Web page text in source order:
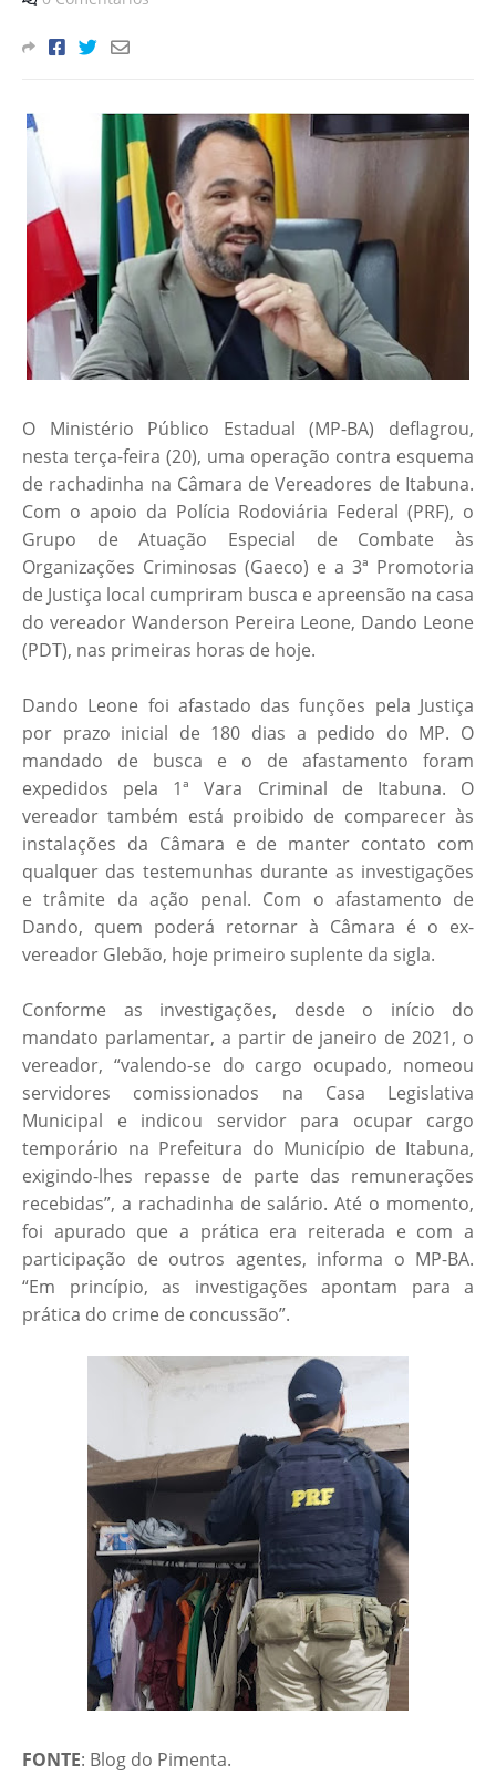
O Ministério Público Estadual (MP-BA) deflagrou,
nesta terça-feira (20), uma operação contra esquema
de rachadinha na Câmara de Vereadores de Itabuna.
Com o apoio da Polícia Rodoviária Federal (PRF), o
Grupo de Atuação Especial de Combate às
Organizações Criminosas (Gaeco) e a 3ª Promotoria
de Justiça local cumpriram busca e apreensão na casa
do vereador Wanderson Pereira Leone, Dando Leone
(PDT), nas primeiras horas de hoje.
Dando Leone foi afastado das funções pela Justiça
por prazo inicial de 180 dias a pedido do MP. O
mandado de busca e o de afastamento foram
expedidos pela 1ª Vara Criminal de Itabuna. O
vereador também está proibido de comparecer às
instalações da Câmara e de manter contato com
qualquer das testemunhas durante as investigações
e trâmite da ação penal. Com o afastamento de
Dando, quem poderá retornar à Câmara é o ex-
vereador Glebão, hoje primeiro suplente da sigla.
Conforme as investigações, desde o início do
mandato parlamentar, a partir de janeiro de 2021, o
vereador, “valendo-se do cargo ocupado, nomeou
servidores comissionados na Casa Legislativa
Municipal e indicou servidor para ocupar cargo
temporário na Prefeitura do Município de Itabuna,
exigindo-lhes repasse de parte das remunerações
recebidas”, a rachadinha de salário. Até o momento,
foi apurado que a prática era reiterada e com a
participação de outros agentes, informa o MP-BA.
“Em princípio, as investigações apontam para a
prática do crime de concussão”.
FONTE: Blog do Pimenta.